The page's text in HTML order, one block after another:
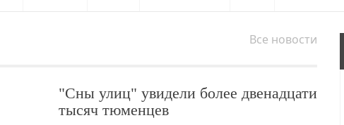
Все новости
"Сны улиц" увидели более двенадцати
тысяч тюменцев